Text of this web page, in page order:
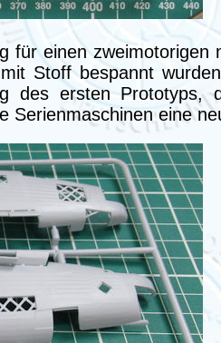
für einen zweimotorigen
Stoff bespannt
des ersten Prototyps,
eine